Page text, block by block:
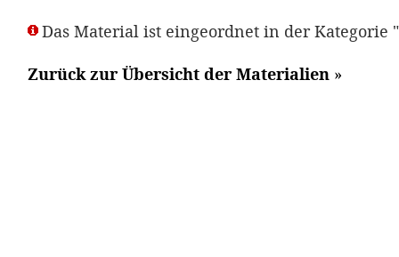
Das Material ist eingeordnet in der Kategorie
Zurück zur Übersicht der Materialien »